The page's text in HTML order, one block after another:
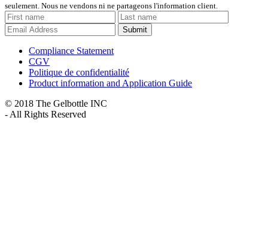
seulement. Nous ne vendons ni ne partageons l'information client.
Submit
Compliance Statement
CGV
Politique de confidentialité
Product information and Application Guide
© 2018 The Gelbottle INC
- All Rights Reserved